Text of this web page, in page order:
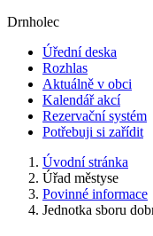
Drnholec
Úřední deska
Rozhlas
Aktuálně v obci
Kalendář akcí
Rezervační systém
Potřebuji si zařídit
Úvodní stránka
Úřad městyse
Povinné informace
Jednotka sboru